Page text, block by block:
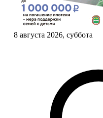
8 августа 2026, суббота